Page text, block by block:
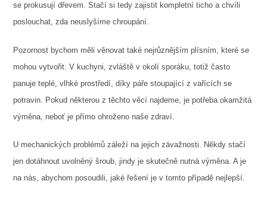
se prokusují dřevem. Stačí si tedy zajistit kompletní ticho a chvíli
poslouchat, zda neuslyšíme chroupání.
Pozornost bychom měli věnovat také nejrůznějším plísním, které se
mohou vytvořit. V kuchyni, zvláště v okolí sporáku, totiž často
panuje teplé, vlhké prostředí, díky páře stoupající z vařících se
potravin. Pokud některou z těchto věcí najdeme, je potřeba okamžitá
výměna, neboť je přímo ohroženo naše zdraví.
U mechanických problémů záleží na jejich závažnosti. Někdy stačí
jen dotáhnout uvolněný šroub, jindy je skutečně nutná výměna. A je
na nás, abychom posoudili, jaké řešení je v tomto případě nejlepší.